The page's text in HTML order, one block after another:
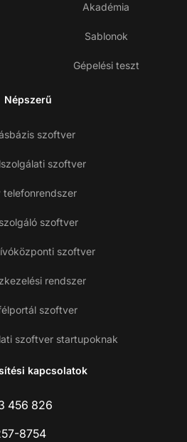
Akadémia
Sablonok
Gépelési teszt
Népszerű
szoftver
szoftver
telefonrendszer
szoftver
szoftver
rendszer
szoftver
szoftver startupoknak
kapcsolatok
456 826
8754